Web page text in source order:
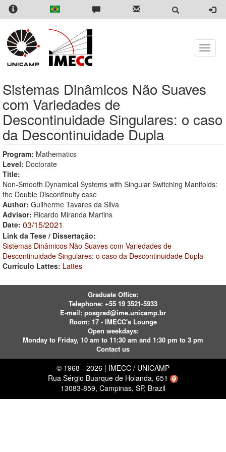
Skip
content
Toggle
Sistemas Dinâmicos Não Suaves
com Variedades de
Descontinuidade Singulares: o caso
da Descontinuidade Dupla
Program: Mathematics
Level: Doctorate
Title:
Non-Smooth Dynamical Systems with Singular Switching Manifolds:
the Double Discontinuity case
Author: Guilherme Tavares da Silva
Advisor: Ricardo Miranda Martins
Date: 03/15/2021
Link da Tese / Dissertação:
Sistemas Dinâmicos Não Suaves com Variedades de
Descontinuidade Singulares: o caso da Descontinuidade Dupla
Currículo Lattes: Lattes
Graduate Office:
Telephone: +55 19 3521-5933
E-mail: posgrad@ime.unicamp.br
Room: 17 - IMECC's Lounge
Open weekdays:
Monday to Friday, 10 am to 11:30 am and 1:30 pm to 3 pm
Contact us
© 1968 - 2026 | IMECC / UNICAMP
Rua Sérgio Buarque de Holanda, 651
13083-859, Campinas, SP, Brazil